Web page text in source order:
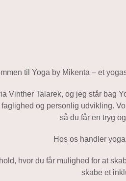
til Yoga by Mikenta – et
Vinther Talarek, og jeg står bag
og personlig udvikling.
så du får en tryg
Hos os handler
hvor du får mulighed for at
skabe et